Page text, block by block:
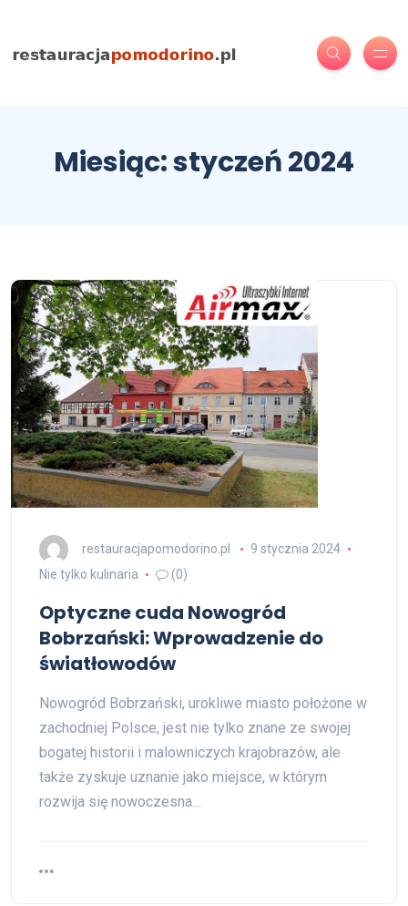
Miesiąc:styczeń 2024
restauracjapomodorino.pl
9 stycznia 2024
Nie tylko kulinaria
(0)
Optyczne cuda Nowogród
Bobrzański: Wprowadzenie do
światłowodów
Nowogród Bobrzański, urokliwe miasto położone w
zachodniej Polsce, jest nie tylko znane ze swojej
bogatej historii i malowniczych krajobrazów, ale
także zyskuje uznanie jako miejsce, w którym
rozwija się nowoczesna…